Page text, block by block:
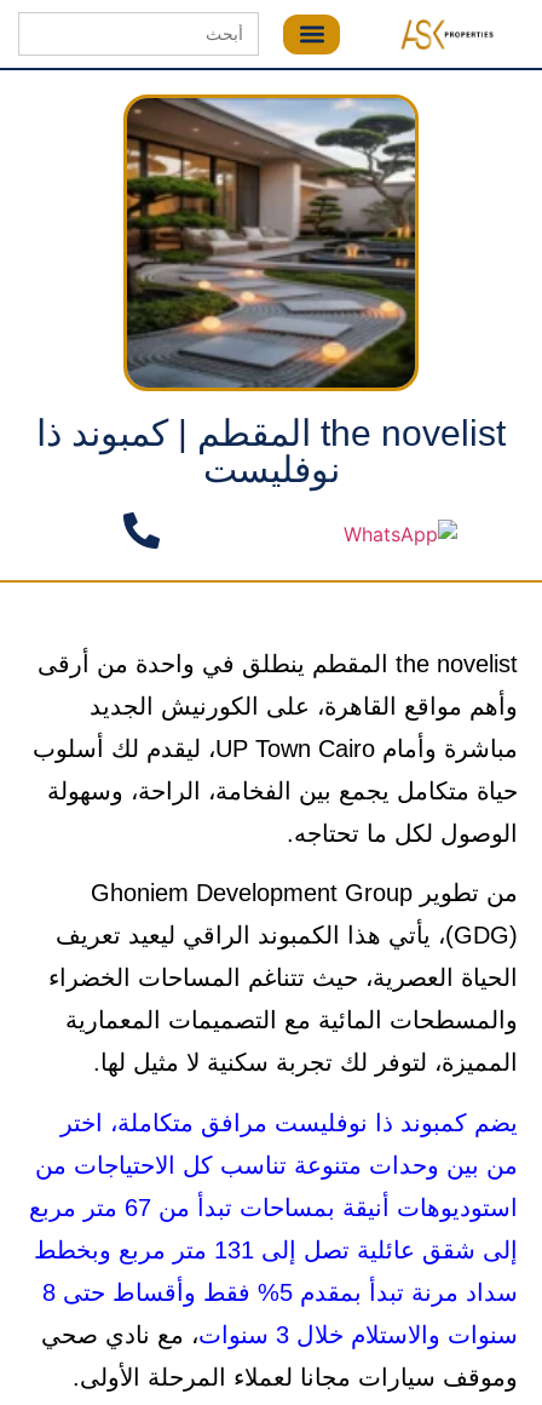
Search
for:
the novelist المقطم | كمبوند ذا
نوفليست
the novelist المقطم ينطلق في واحدة من أرقى
وأهم مواقع القاهرة، على الكورنيش الجديد
مباشرة وأمام UP Town Cairo، ليقدم لك أسلوب
حياة متكامل يجمع بين الفخامة، الراحة، وسهولة
الوصول لكل ما تحتاجه.
من تطوير Ghoniem Development Group
(GDG)، يأتي هذا الكمبوند الراقي ليعيد تعريف
الحياة العصرية، حيث تتناغم المساحات الخضراء
والمسطحات المائية مع التصميمات المعمارية
المميزة، لتوفر لك تجربة سكنية لا مثيل لها.
يضم كمبوند ذا نوفليست مرافق متكاملة، اختر
من بين وحدات متنوعة تناسب كل الاحتياجات من
استوديوهات أنيقة بمساحات تبدأ من 67 متر مربع
إلى شقق عائلية تصل إلى 131 متر مربع
وبخطط
سداد مرنة تبدأ بمقدم 5% فقط وأقساط حتى 8
سنوات والاستلام خلال 3 سنوات
، مع نادي صحي
وموقف سيارات مجانا لعملاء المرحلة الأولى.